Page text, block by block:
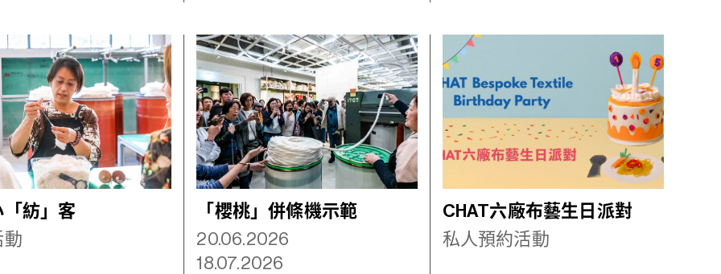
「紡」客
動
「櫻桃」併條機示範
20.06.2026
18.07.2026
CHAT六廠布藝生日派對
私人預約活動